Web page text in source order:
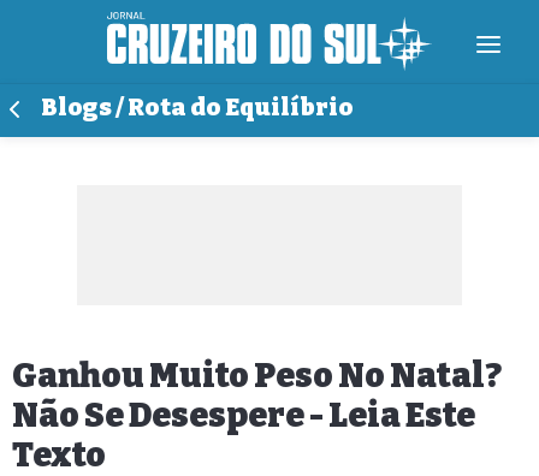
Blogs / Rota do Equilíbrio
Ganhou Muito Peso No Natal?
Não Se Desespere - Leia Este
Texto